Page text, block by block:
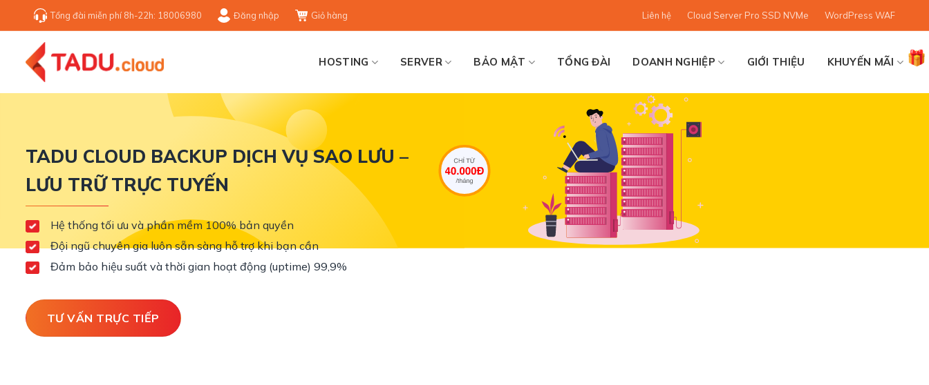
Tổng đài miễn phí 8h-22h: 18006980 Đăng nhập Giỏ hàng Liên hệ Cloud Server Pro SSD NVMe WordPress WAF
HOSTING SERVER BẢO MẬT TỔNG ĐÀI DOANH NGHIỆP GIỚI THIỆU KHUYẾN MÃI
TADU CLOUD BACKUP DỊCH VỤ SAO LƯU –
LƯU TRỮ TRỰC TUYẾN
Hệ thống tối ưu và phần mềm 100% bản quyền
Đội ngũ chuyên gia luôn sẵn sàng hỗ trợ khi bạn cần
Đảm bảo hiệu suất và thời gian hoạt động (uptime) 99,9%
TƯ VẤN TRỰC TIẾP